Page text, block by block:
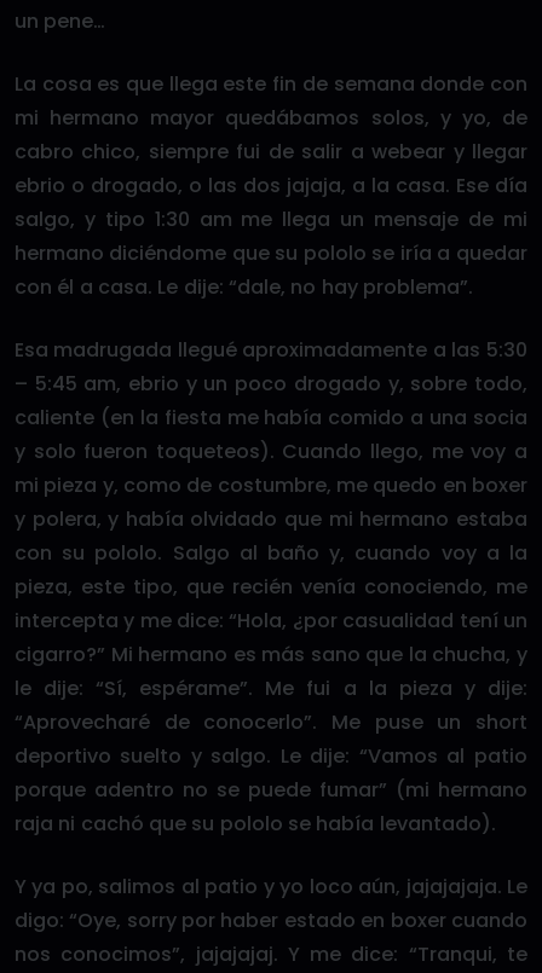
un pene…
La cosa es que llega este fin de semana donde con
mi hermano mayor quedábamos solos, y yo, de
cabro chico, siempre fui de salir a webear y llegar
ebrio o drogado, o las dos jajaja, a la casa. Ese día
salgo, y tipo 1:30 am me llega un mensaje de mi
hermano diciéndome que su pololo se iría a quedar
con él a casa. Le dije: “dale, no hay problema”.
Esa madrugada llegué aproximadamente a las 5:30
– 5:45 am, ebrio y un poco drogado y, sobre todo,
caliente (en la fiesta me había comido a una socia
y solo fueron toqueteos). Cuando llego, me voy a
mi pieza y, como de costumbre, me quedo en boxer
y polera, y había olvidado que mi hermano estaba
con su pololo. Salgo al baño y, cuando voy a la
pieza, este tipo, que recién venía conociendo, me
intercepta y me dice: “Hola, ¿por casualidad tení un
cigarro?” Mi hermano es más sano que la chucha, y
le dije: “Sí, espérame”. Me fui a la pieza y dije:
“Aprovecharé de conocerlo”. Me puse un short
deportivo suelto y salgo. Le dije: “Vamos al patio
porque adentro no se puede fumar” (mi hermano
raja ni cachó que su pololo se había levantado).
Y ya po, salimos al patio y yo loco aún, jajajajaja. Le
digo: “Oye, sorry por haber estado en boxer cuando
nos conocimos”, jajajajaj. Y me dice: “Tranqui, te